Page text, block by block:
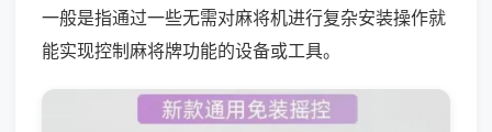
一般是指通过一些无需对麻将机进行复杂安装操作就
能实现控制麻将牌功能的设备或工具。